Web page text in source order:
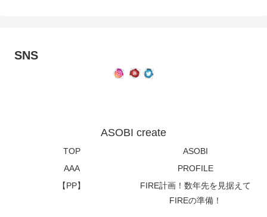
SNS
ASOBI create
TOP
ASOBI
AAA
PROFILE
【PP】
FIRE計画！数年先を見据えて
FIREの準備！